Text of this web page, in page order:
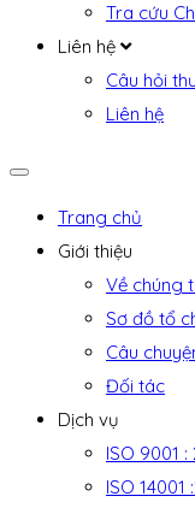
Tra cứu
Liên hệ
Câu hỏi
Liên hệ
Trang chủ
Giới thiệu
Về chúng
Sơ đồ tổ
Câu
Đối tác
Dịch vụ
ISO 9001 :
ISO 14001